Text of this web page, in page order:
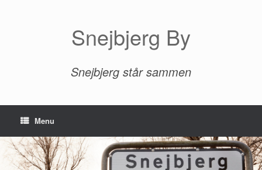
Snejbjerg By
Snejbjerg står sammen
Menu